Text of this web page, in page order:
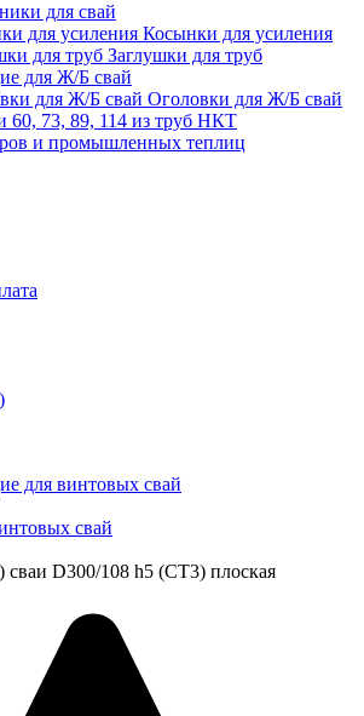
для свай
Косынки для усиления
Заглушки для труб
для Ж/Б свай
Оголовки для Ж/Б свай
60, 73, 89, 114 из труб НКТ
и промышленных теплиц
для винтовых свай
свай
сваи D300/108 h5 (СТ3) плоская